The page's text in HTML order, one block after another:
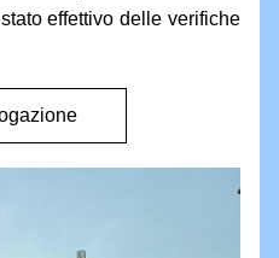
effettivo delle verifiche